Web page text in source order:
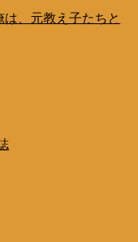
、元教え子たちと